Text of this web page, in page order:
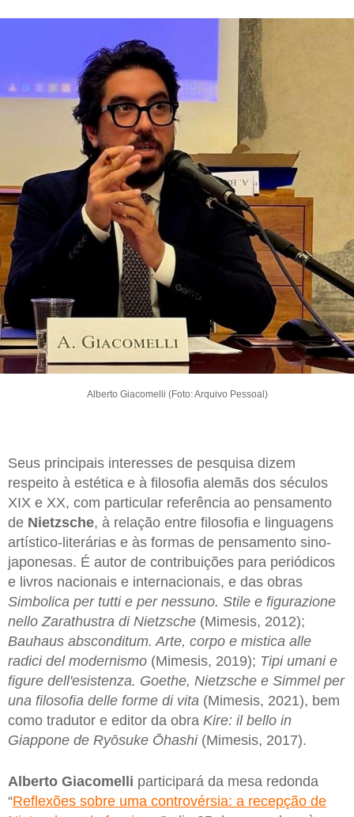
Alberto Giacomelli (Foto: Arquivo Pessoal)
Seus principais interesses de pesquisa dizem
respeito à estética e à filosofia alemãs dos séculos
XIX e XX, com particular referência ao pensamento
de Nietzsche, à relação entre filosofia e linguagens
artístico-literárias e às formas de pensamento sino-
japonesas. É autor de contribuições para periódicos
e livros nacionais e internacionais, e das obras
Simbolica per tutti e per nessuno. Stile e figurazione
nello Zarathustra di Nietzsche (Mimesis, 2012);
Bauhaus absconditum. Arte, corpo e mistica alle
radici del modernismo (Mimesis, 2019); Tipi umani e
figure dell'esistenza. Goethe, Nietzsche e Simmel per
una filosofia delle forme di vita (Mimesis, 2021), bem
como tradutor e editor da obra Kire: il bello in
Giappone de Ryōsuke Ōhashi(Mimesis, 2017).
Alberto Giacomelli participará da mesa redonda
“Reflexões sobre uma controvérsia: a recepção de